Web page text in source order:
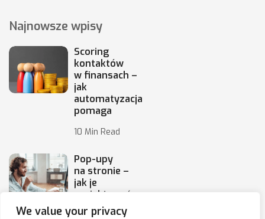
We value your privacy
Najnowsze wpisy
Scoring
kontaktów
w finansach –
jak
automatyzacja
pomaga
10 Min Read
Pop-upy
na stronie –
jak je
projektować,
by